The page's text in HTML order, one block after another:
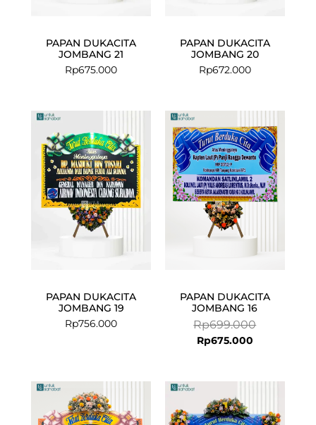
PAPAN DUKACITA
JOMBANG 21
Rp675.000
PAPAN DUKACITA
JOMBANG 20
Rp672.000
PAPAN DUKACITA
JOMBANG 19
Rp756.000
PAPAN DUKACITA
JOMBANG 16
Rp699.000
price
was:
Rp699.000.
Rp675.000
price
is:
Rp675.000.
was:
is:
was:
is: